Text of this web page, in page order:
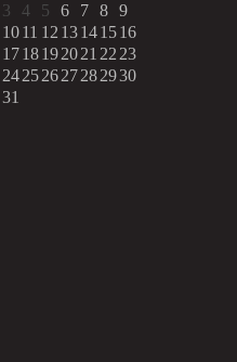
3
4 5 6 7 8 9
1011 12 13141516
1718192021 22 23
24252627282930
31